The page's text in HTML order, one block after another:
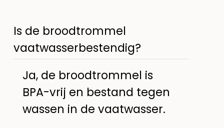
Is de broodtrommel
vaatwasserbestendig?
Ja, de broodtrommel is
BPA-vrij en bestand tegen
wassen in de vaatwasser.